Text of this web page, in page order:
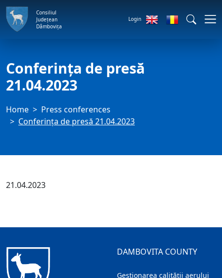
Consiliul
Județean
Dâmbovița
Login
Conferința de presă
21.04.2023
Home
Press conferences
Conferința de presă 21.04.2023
21.04.2023
DAMBOVITA COUNTY
Gestionarea calității aerului